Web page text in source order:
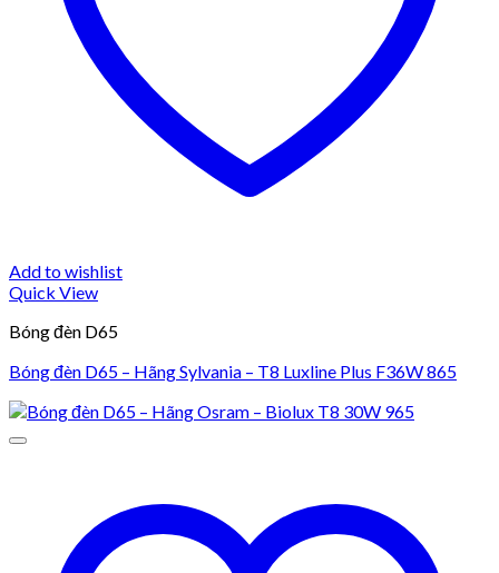
Add to wishlist
Quick View
Bóng đèn D65
Bóng đèn D65 – Hãng Sylvania – T8 Luxline Plus F36W 865